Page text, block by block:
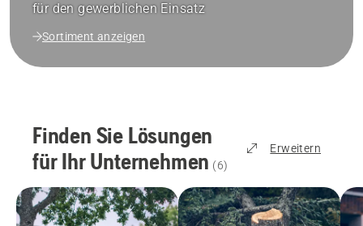
für den gewerblichen Einsatz
Sortiment anzeigen
Finden Sie Lösungen
für Ihr Unternehmen (6)
Erweitern